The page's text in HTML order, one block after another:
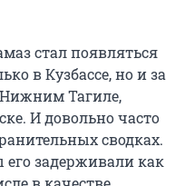
стал появляться
в Кузбассе, но и за
Тагиле,
И довольно часто
сводках.
его задерживали как